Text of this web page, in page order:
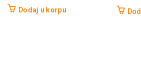
Dodaj u korpu